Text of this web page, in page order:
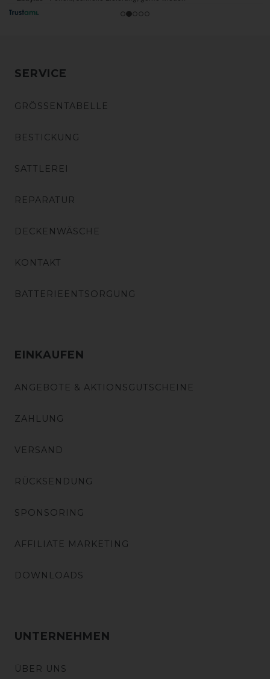
SERVICE
GRÖSSENTABELLE
BESTICKUNG
SATTLEREI
REPARATUR
DECKENWÄSCHE
KONTAKT
BATTERIEENTSORGUNG
EINKAUFEN
ANGEBOTE & AKTIONSGUTSCHEINE
ZAHLUNG
VERSAND
RÜCKSENDUNG
SPONSORING
AFFILIATE MARKETING
DOWNLOADS
UNTERNEHMEN
ÜBER UNS